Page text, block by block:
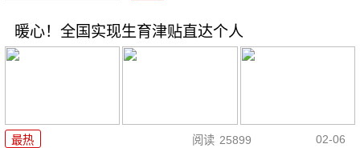
暖心！全国实现生育津贴直达个人
最热 阅读 25899 02-06